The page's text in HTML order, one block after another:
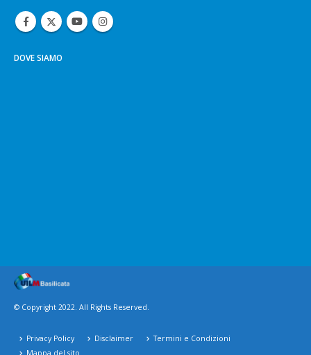
DOVE SIAMO
© Copyright 2022. All Rights Reserved.
Privacy Policy Disclaimer
Termini e Condizioni
Mappa del sito